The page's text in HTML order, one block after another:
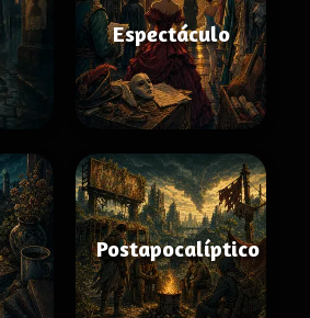
Espectáculo
Postapocalíptico